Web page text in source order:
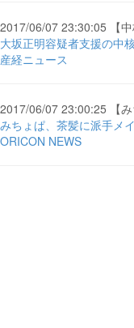
2017/06/07 23:30:05 【中
大坂正明容疑者支援の中
産経ニュース
2017/06/07 23:00:25 【み
みちょぱ、茶髪に派手メ
ORICON NEWS